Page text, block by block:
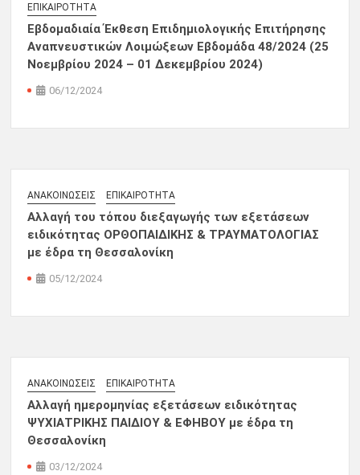
ΕΠΙΚΑΙΡΌΤΗΤΑ
Εβδομαδιαία Έκθεση Επιδημιολογικής Επιτήρησης
Αναπνευστικών Λοιμώξεων Εβδομάδα 48/2024 (25
Νοεμβρίου 2024 – 01 Δεκεμβρίου 2024)
06/12/2024
ΑΝΑΚΟΙΝΏΣΕΙΣ ΕΠΙΚΑΙΡΌΤΗΤΑ
Αλλαγή του τόπου διεξαγωγής των εξετάσεων
ειδικότητας ΟΡΘΟΠΑΙΔΙΚΗΣ & ΤΡΑΥΜΑΤΟΛΟΓΙΑΣ
με έδρα τη Θεσσαλονίκη
05/12/2024
ΑΝΑΚΟΙΝΏΣΕΙΣ ΕΠΙΚΑΙΡΌΤΗΤΑ
Αλλαγή ημερομηνίας εξετάσεων ειδικότητας
ΨΥΧΙΑΤΡΙΚΗΣ ΠΑΙΔΙΟΥ & ΕΦΗΒΟΥ με έδρα τη
Θεσσαλονίκη
03/12/2024